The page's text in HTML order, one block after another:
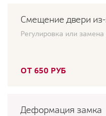
Смещение двери
Регулировка или замена
ОТ 650 РУБ
Деформация замка